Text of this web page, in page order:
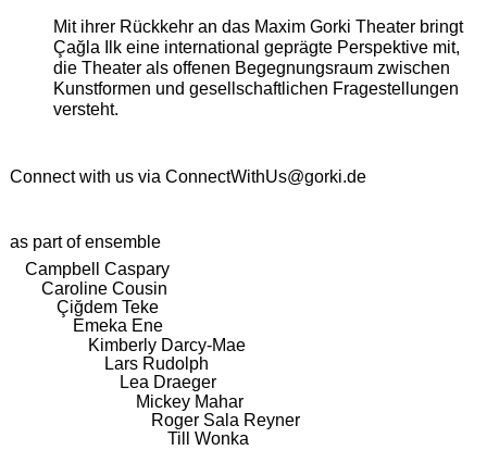
Mit ihrer Rückkehr an das Maxim Gorki Theater bringt
Çağla Ilk eine international geprägte Perspektive mit,
die Theater als offenen Begegnungsraum zwischen
Kunstformen und gesellschaftlichen Fragestellungen
versteht.
Connect with us via ConnectWithUs@gorki.de
as part of ensemble
Campbell Caspary
Caroline Cousin
Çiğdem Teke
Emeka Ene
Kimberly Darcy-Mae
Lars Rudolph
Lea Draeger
Mickey Mahar
Roger Sala Reyner
Till Wonka